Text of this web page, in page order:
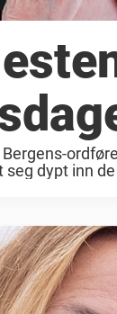
dypt inn